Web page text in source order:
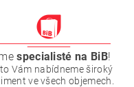
specialisté na BiB!
Vám nabídneme široký
ve všech objemech.